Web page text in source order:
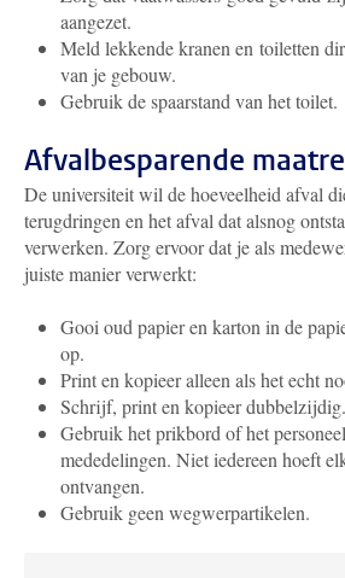
aangezet.
Meld lekkende kranen en toiletten
van je gebouw.
Gebruik de spaarstand van het toilet.
Afvalbesparende
De universiteit wil de hoeveelheid afval
terugdringen en het afval dat alsnog
verwerken. Zorg ervoor dat je als
juiste manier verwerkt:
Gooi oud papier en karton in de
op.
Print en kopieer alleen als het echt
Schrijf, print en kopieer dubbelzijdig.
Gebruik het prikbord of het
mededelingen. Niet iedereen hoeft
ontvangen.
Gebruik geen wegwerpartikelen.